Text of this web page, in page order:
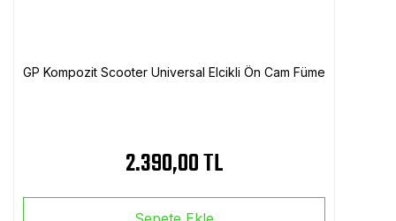
GP Kompozit Scooter Universal Elcikli Ön Cam Füme
2.390,00 TL